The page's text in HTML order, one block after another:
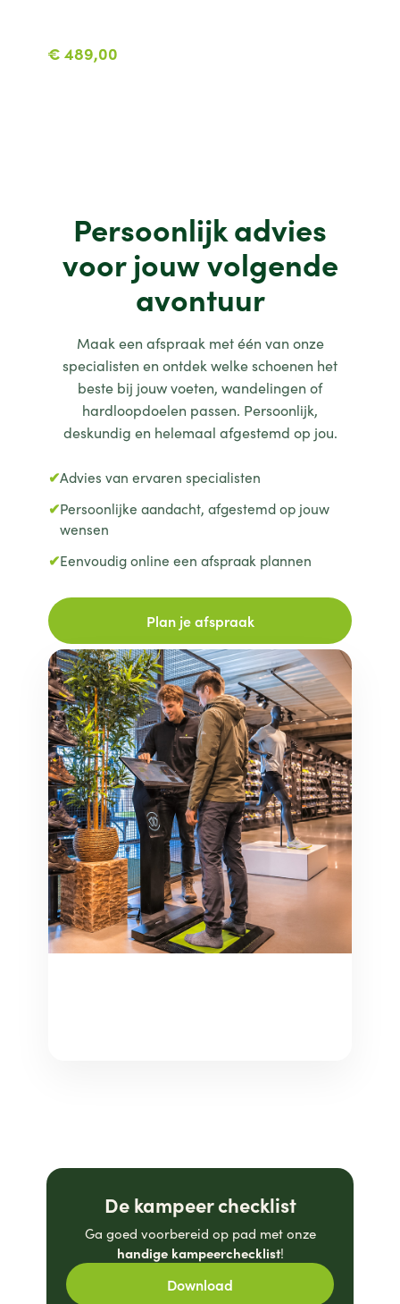
€ 489,00
Persoonlijk advies
voor jouw volgende
avontuur
Maak een afspraak met één van onze
specialisten en ontdek welke schoenen het
beste bij jouw voeten, wandelingen of
hardloopdoelen passen. Persoonlijk,
deskundig en helemaal afgestemd op jou.
Advies van ervaren specialisten
Persoonlijke aandacht, afgestemd op jouw
wensen
Eenvoudig online een afspraak plannen
Plan je afspraak
De kampeer checklist
Ga goed voorbereid op pad met onze
handige kampeerchecklist!
Download